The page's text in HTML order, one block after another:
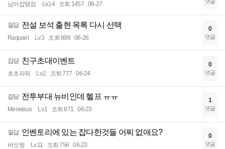
님아잡탬점 Lv.14 조회 1457 06-27
질답 전설 보석 출현 목록 다시 선택
Raquael Lv.3 조회 898 06-26
0
댓글
잡담 친구초대이벤트
초초파워 Lv.2 조회 777 06-24
0
댓글
잡담 전투부대 뉴비인데 헬프 ㅠㅠ
Menelaus Lv.1 조회 871 06-23
1
댓글
질답 인벤토리에 있는 잡다한것들 어찌 없애요?
버섯찜 Lv.11 조회 756 06-23
0
댓글